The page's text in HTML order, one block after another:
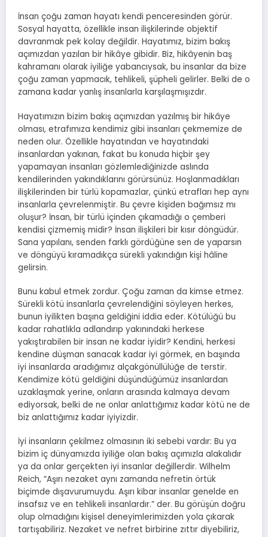
İnsan çoğu zaman hayatı kendi penceresinden görür.
Sosyal hayatta, özellikle insan ilişkilerinde objektif
davranmak pek kolay değildir. Hayatımız, bizim bakış
açımızdan yazılan bir hikâye gibidir. Biz, hikâyenin baş
kahramanı olarak iyiliğe yabancıysak, bu insanlar da bize
çoğu zaman yapmacık, tehlikeli, şüpheli gelirler. Belki de o
zamana kadar yanlış insanlarla karşılaşmışızdır.
Hayatımızın bizim bakış açımızdan yazılmış bir hikâye
olması, etrafımıza kendimiz gibi insanları çekmemize de
neden olur. Özellikle hayatından ve hayatındaki
insanlardan yakınan, fakat bu konuda hiçbir şey
yapamayan insanları gözlemlediğinizde aslında
kendilerinden yakındıklarını görürsünüz. Hoşlanmadıkları
ilişkilerinden bir türlü kopamazlar, çünkü etrafları hep aynı
insanlarla çevrelenmiştir. Bu çevre kişiden bağımsız mı
oluşur? İnsan, bir türlü içinden çıkamadığı o çemberi
kendisi çizmemiş midir? İnsan ilişkileri bir kısır döngüdür.
Sana yapılanı, senden farklı gördüğüne sen de yaparsın
ve döngüyü kıramadıkça sürekli yakındığın kişi hâline
gelirsin.
Bunu kabul etmek zordur. Çoğu zaman da kimse etmez.
Sürekli kötü insanlarla çevrelendiğini söyleyen herkes,
bunun iyilikten başına geldiğini iddia eder. Kötülüğü bu
kadar rahatlıkla adlandırıp yakınındaki herkese
yakıştırabilen bir insan ne kadar iyidir? Kendini, herkesi
kendine düşman sanacak kadar iyi görmek, en başında
iyi insanlarda aradığımız alçakgönüllülüğe de terstir.
Kendimize kötü geldiğini düşündüğümüz insanlardan
uzaklaşmak yerine, onların arasında kalmaya devam
ediyorsak, belki de ne onlar anlattığımız kadar kötü ne de
biz anlattığımız kadar iyiyizdir.
İyi insanların çekilmez olmasının iki sebebi vardır: Bu ya
bizim iç dünyamızda iyiliğe olan bakış açımızla alakalıdır
ya da onlar gerçekten iyi insanlar değillerdir. Wilhelm
Reich, “Aşırı nezaket aynı zamanda nefretin örtük
biçimde dışavurumuydu. Aşırı kibar insanlar genelde en
insafsız ve en tehlikeli insanlardır.” der. Bu görüşün doğru
olup olmadığını kişisel deneyimlerimizden yola çıkarak
tartışabiliriz. Nezaket ve nefret birbirine zıttır diyebiliriz,